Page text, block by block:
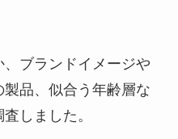
ブランドイメージや
品、似合う年齢層な
しました。